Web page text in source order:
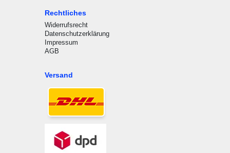
Rechtliches
Widerrufsrecht
Datenschutzerklärung
Impressum
AGB
Versand